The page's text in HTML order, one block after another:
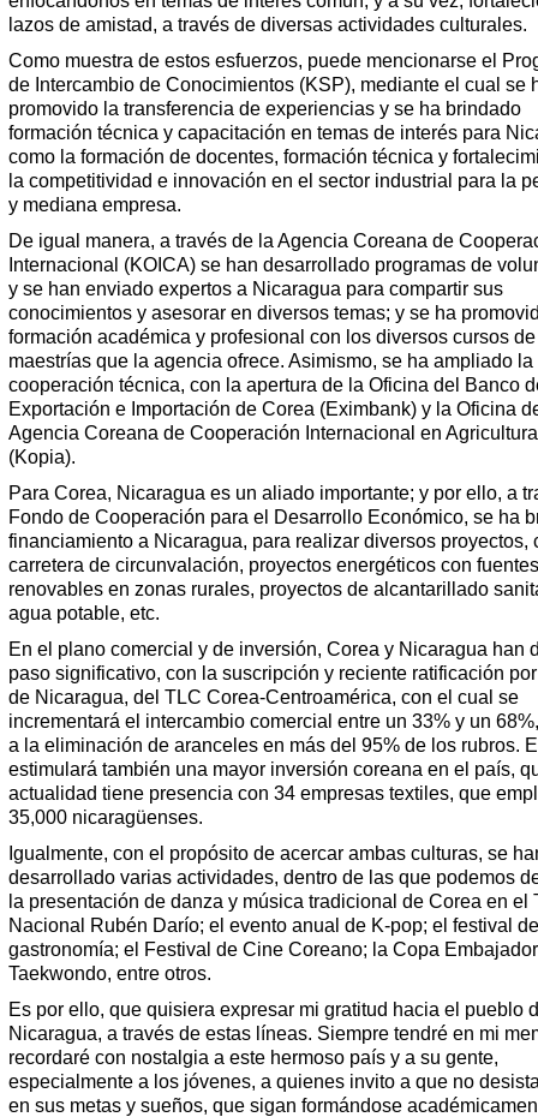
lazos de amistad, a través de diversas actividades culturales.
Como muestra de estos esfuerzos, puede mencionarse el
de Intercambio de Conocimientos (KSP), mediante el cual se
promovido la transferencia de experiencias y se ha brindado
formación técnica y capacitación en temas de interés para
como la formación de docentes, formación técnica y
la competitividad e innovación en el sector industrial para la
y mediana empresa.
De igual manera, a través de la Agencia Coreana de
Internacional (KOICA) se han desarrollado programas de
y se han enviado expertos a Nicaragua para compartir sus
conocimientos y asesorar en diversos temas; y se ha
formación académica y profesional con los diversos cursos de
maestrías que la agencia ofrece. Asimismo, se ha ampliado la
cooperación técnica, con la apertura de la Oficina del Banco
Exportación e Importación de Corea (Eximbank) y la Oficina
Agencia Coreana de Cooperación Internacional en Agricultura
(Kopia).
Para Corea, Nicaragua es un aliado importante; y por ello, a
Fondo de Cooperación para el Desarrollo Económico, se ha
financiamiento a Nicaragua, para realizar diversos proyectos,
carretera de circunvalación, proyectos energéticos con fuentes
renovables en zonas rurales, proyectos de alcantarillado
agua potable, etc.
En el plano comercial y de inversión, Corea y Nicaragua han
paso significativo, con la suscripción y reciente ratificación
de Nicaragua, del TLC Corea-Centroamérica, con el cual se
incrementará el intercambio comercial entre un 33% y un
a la eliminación de aranceles en más del 95% de los rubros.
estimulará también una mayor inversión coreana en el país,
actualidad tiene presencia con 34 empresas textiles, que
35,000 nicaragüenses.
Igualmente, con el propósito de acercar ambas culturas, se
desarrollado varias actividades, dentro de las que podemos
la presentación de danza y música tradicional de Corea en el
Nacional Rubén Darío; el evento anual de K-pop; el festival de
gastronomía; el Festival de Cine Coreano; la Copa
Taekwondo, entre otros.
Es por ello, que quisiera expresar mi gratitud hacia el pueblo
Nicaragua, a través de estas líneas. Siempre tendré en mi
recordaré con nostalgia a este hermoso país y a su gente,
especialmente a los jóvenes, a quienes invito a que no
en sus metas y sueños, que sigan formándose